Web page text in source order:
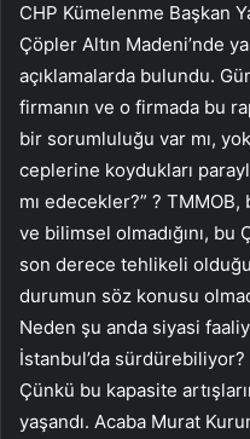
CHP Kümelenme Başkan
Çöpler Altın Madeni’nde
açıklamalarda bulundu.
firmanın ve o firmada bu
bir sorumluluğu var mı,
ceplerine koydukları
mı edecekler?” ? TMMOB,
ve bilimsel olmadığını,
son derece tehlikeli
durumun söz konusu
Neden şu anda siyasi
İstanbul’da
Çünkü bu kapasite
yaşandı. Acaba Murat